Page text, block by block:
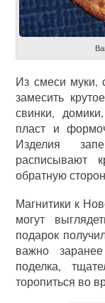
Из смеси муки,
замесить
свинки,
пласт и
Изделия
расписывают
обратную
Магнитики к
могут
подарок
важно
поделка,
торопиться во